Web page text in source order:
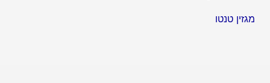
מגזין טנטו